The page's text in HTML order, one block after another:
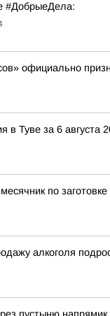
#ДобрыеДела:
официально
в Туве за 6 августа
по
алкоголя